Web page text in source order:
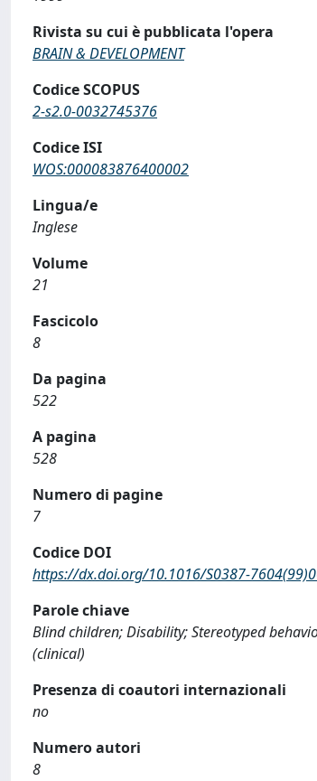
Rivista su cui è pubblicata l'opera
BRAIN & DEVELOPMENT
Codice SCOPUS
2-s2.0-0032745376
Codice ISI
WOS:000083876400002
Lingua/e
Inglese
Volume
21
Fascicolo
8
Da pagina
522
A pagina
528
Numero di pagine
7
Codice DOI
https://dx.doi.org/10.1016/S0387-
Parole chiave
Blind children; Disability; Stereotyped
(clinical)
Presenza di coautori internazionali
no
Numero autori
8